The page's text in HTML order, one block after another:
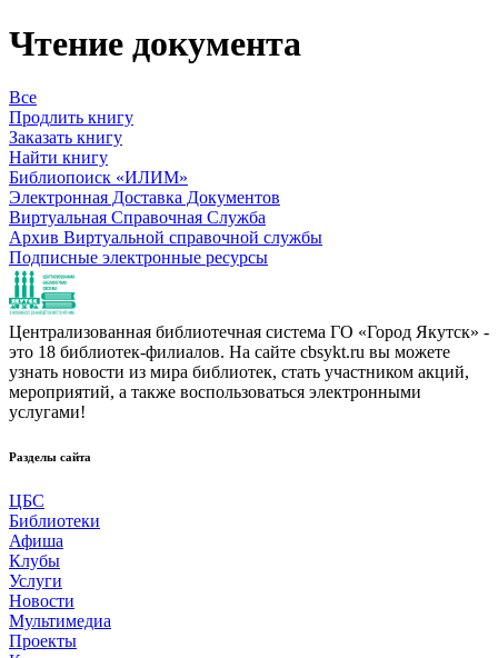
Чтение документа
Все
Продлить книгу
Заказать книгу
Найти книгу
Библиопоиск «ИЛИМ»
Электронная Доставка Документов
Виртуальная Справочная Служба
Архив Виртуальной справочной службы
Подписные электронные ресурсы
Централизованная библиотечная система ГО «Город Якутск» -
это 18 библиотек-филиалов. На сайте cbsykt.ru вы можете
узнать новости из мира библиотек, стать участником акций,
мероприятий, а также воспользоваться электронными
услугами!
Разделы сайта
ЦБС
Библиотеки
Афиша
Клубы
Услуги
Новости
Мультимедиа
Проекты